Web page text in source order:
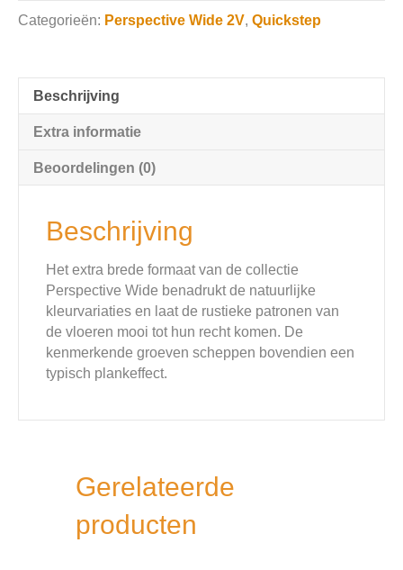
Categorieën: Perspective Wide 2V, Quickstep
Beschrijving
Extra informatie
Beoordelingen (0)
Beschrijving
Het extra brede formaat van de collectie
Perspective Wide benadrukt de natuurlijke
kleurvariaties en laat de rustieke patronen van
de vloeren mooi tot hun recht komen. De
kenmerkende groeven scheppen bovendien een
typisch plankeffect.
Gerelateerde
producten